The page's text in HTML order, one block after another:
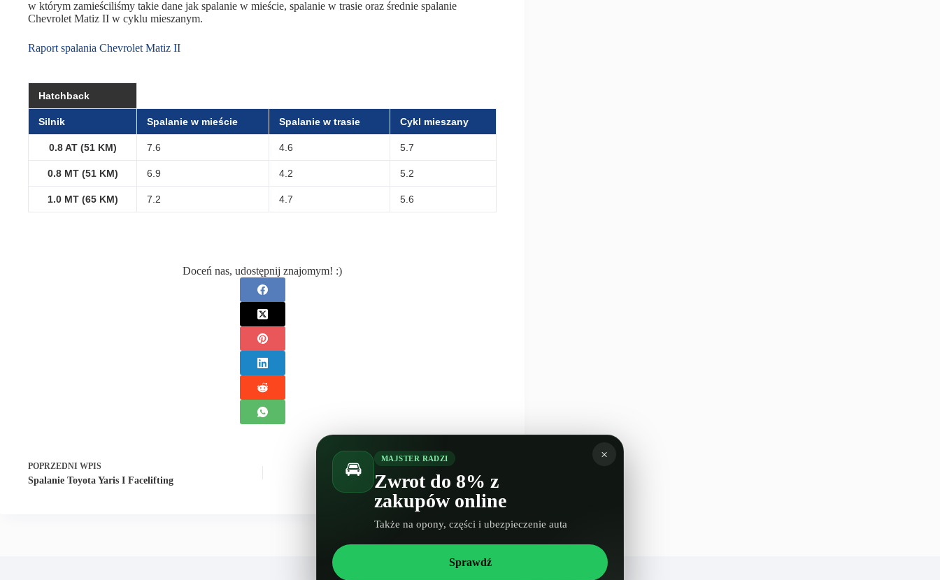
w którym zamieściliśmy takie dane jak spalanie w mieście, spalanie w trasie oraz średnie spalanie
Chevrolet Matiz II w cyklu mieszanym.
Raport spalania Chevrolet Matiz II
Hatchback
Silnik Spalanie w mieście Spalanie w trasie Cykl mieszany
0.8 AT (51 KM) 7.6 4.6 5.7
0.8 MT (51 KM) 6.9 4.2 5.2
1.0 MT (65 KM) 7.2 4.7 5.6
Doceń nas, udostępnij znajomym! :)
POPRZEDNI WPIS
Spalanie Toyota Yaris I Facelifting
NASTĘPNY
Spalanie Hyundai Verna II
×
🚘 MAJSTER RADZI
Zwrot do 8% z
zakupów online
Także na opony, części i ubezpieczenie auta
Sprawdź